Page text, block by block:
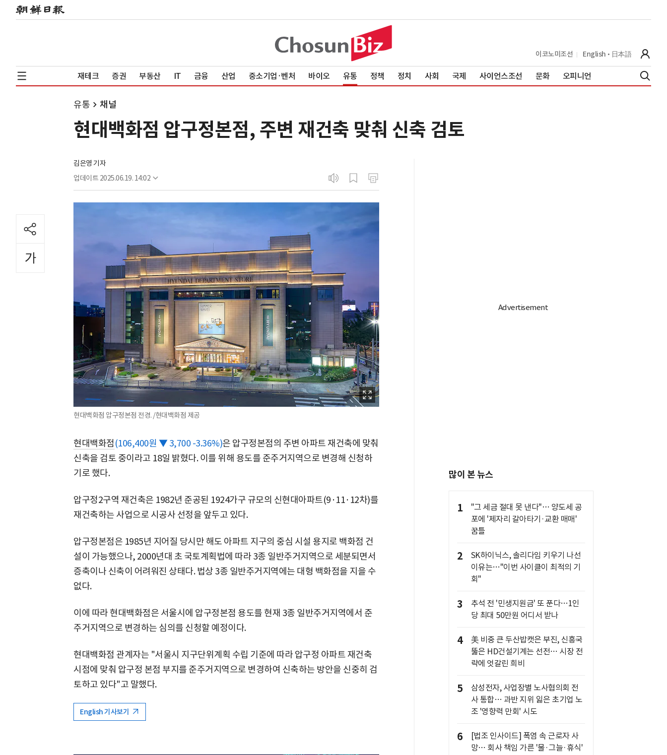
이코노미조선 English 日本語
재테크 증권 부동산 IT 금융 산업 중소기업·벤처 바이오 유통 정책 정치 사회 국제 사이언스조선 문화 오피니언
유통 채널
현대백화점 압구정본점, 주변 재건축 맞춰 신축 검토
김은영 기자
업데이트 2025.06.19. 14:02
현대백화점 압구정본점 전경. /현대백화점 제공
현대백화점(106,400원 ▼ 3,700 -3.36%)은 압구정본점의 주변 아파트 재건축에 맞춰
신축을 검토 중이라고 18일 밝혔다. 이를 위해 용도를 준주거지역으로 변경해 신청하
기로 했다.
압구정2구역 재건축은 1982년 준공된 1924가구 규모의 신현대아파트(9·11·12차)를
재건축하는 사업으로 시공사 선정을 앞두고 있다.
압구정본점은 1985년 지어질 당시만 해도 아파트 지구의 중심 시설 용지로 백화점 건
설이 가능했으나, 2000년대 초 국토계획법에 따라 3종 일반주거지역으로 세분되면서
증축이나 신축이 어려워진 상태다. 법상 3종 일반주거지역에는 대형 백화점을 지을 수
없다.
이에 따라 현대백화점은 서울시에 압구정본점 용도를 현재 3종 일반주거지역에서 준
주거지역으로 변경하는 심의를 신청할 예정이다.
현대백화점 관계자는 "서울시 지구단위계획 수립 기준에 따라 압구정 아파트 재건축
시점에 맞춰 압구정 본점 부지를 준주거지역으로 변경하여 신축하는 방안을 신중히 검
토하고 있다"고 말했다.
English 기사보기
많이 본 뉴스
1
"그 세금 절대 못 낸다"… 양도세 공
포에 '제자리 갈아타기·교환 매매'
꿈틀
2
SK하이닉스, 솔리다임 키우기 나선
이유는…"이번 사이클이 최적의 기
회"
3
추석 전 '민생지원금' 또 푼다…1인
당 최대 50만원 어디서 받나
4
美 비중 큰 두산밥캣은 부진, 신흥국
뚫은 HD건설기계는 선전… 시장 전
략에 엇갈린 희비
5
삼성전자, 사업장별 노사협의회 전
사 통합… 과반 지위 잃은 초기업 노
조 '영향력 만회' 시도
6
[법조 인사이드] 폭염 속 근로자 사
망… 회사 책임 가른 '물·그늘·휴식'